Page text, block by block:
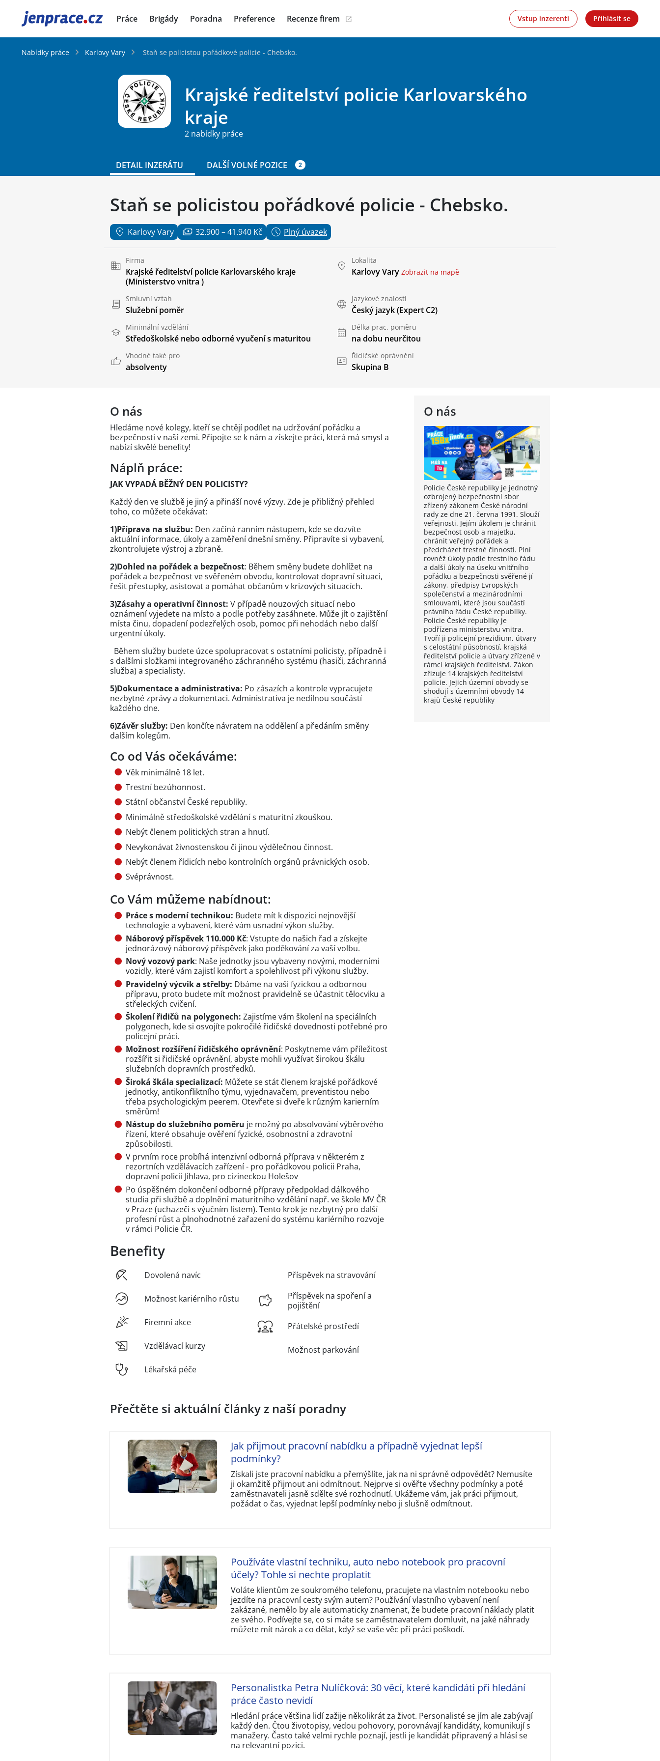
JenPráce.cz Práce Brigády Poradna Preference Recenze firem Vstup inzerenti Přihlásit se
Nabídky práce Karlovy Vary Staň se policistou pořádkové policie - Chebsko.
Krajské ředitelství policie Karlovarského
kraje
2 nabídky práce
DETAIL INZERÁTU DALŠÍ VOLNÉ POZICE 2
Staň se policistou pořádkové policie - Chebsko.
Karlovy Vary 32.900 – 41.940 Kč Plný úvazek
Firma
Krajské ředitelství policie Karlovarského kraje
(Ministerstvo vnitra )
Lokalita
Karlovy Vary Zobrazit na mapě
Smluvní vztah
Služební poměr
Jazykové znalosti
Český jazyk(Expert C2)
Minimální vzdělání
Středoškolské nebo odborné vyučení s maturitou
Délka prac. poměru
na dobu neurčitou
Vhodné také pro
absolventy
Řidičské oprávnění
Skupina B
O nás
Policie České republiky je jednotný
ozbrojený bezpečnostní sbor
zřízený zákonem České národní
rady ze dne 21. června 1991. Slouží
veřejnosti. Jejím úkolem je chránit
bezpečnost osob a majetku,
chránit veřejný pořádek a
předcházet trestné činnosti. Plní
rovněž úkoly podle trestního řádu
a další úkoly na úseku vnitřního
pořádku a bezpečnosti svěřené jí
zákony, předpisy Evropských
společenství a mezinárodními
smlouvami, které jsou součástí
právního řádu České republiky.
Policie České republiky je
podřízena ministerstvu vnitra.
Tvoří ji policejní prezidium, útvary
s celostátní působností, krajská
ředitelství policie a útvary zřízené v
rámci krajských ředitelství. Zákon
zřizuje 14 krajských ředitelství
policie. Jejich územní obvody se
shodují s územními obvody 14
krajů České republiky
O nás
Hledáme nové kolegy, kteří se chtějí podílet na udržování pořádku a
bezpečnosti v naší zemi. Připojte se k nám a získejte práci, která má smysl a
nabízí skvělé benefity!
Náplň práce:
JAK VYPADÁ BĚŽNÝ DEN POLICISTY?
Každý den ve službě je jiný a přináší nové výzvy. Zde je přibližný přehled
toho, co můžete očekávat:
1)Příprava na službu: Den začíná ranním nástupem, kde se dozvíte
aktuální informace, úkoly a zaměření dnešní směny. Připravíte si vybavení,
zkontrolujete výstroj a zbraně.
2)Dohled na pořádek a bezpečnost: Během směny budete dohlížet na
pořádek a bezpečnost ve svěřeném obvodu, kontrolovat dopravní situaci,
řešit přestupky, asistovat a pomáhat občanům v krizových situacích.
3)Zásahy a operativní činnost: V případě nouzových situací nebo
oznámení vyjedete na místo a podle potřeby zasáhnete. Může jít o zajištění
místa činu, dopadení podezřelých osob, pomoc při nehodách nebo další
urgentní úkoly.
Během služby budete úzce spolupracovat s ostatními policisty, případně i
s dalšími složkami integrovaného záchranného systému (hasiči, záchranná
služba) a specialisty.
5)Dokumentace a administrativa: Po zásazích a kontrole vypracujete
nezbytné zprávy a dokumentaci. Administrativa je nedílnou součástí
každého dne.
6)Závěr služby: Den končíte návratem na oddělení a předáním směny
dalším kolegům.
Co od Vás očekáváme:
Věk minimálně 18 let.
Trestní bezúhonnost.
Státní občanství České republiky.
Minimálně středoškolské vzdělání s maturitní zkouškou.
Nebýt členem politických stran a hnutí.
Nevykonávat živnostenskou či jinou výdělečnou činnost.
Nebýt členem řídicích nebo kontrolních orgánů právnických osob.
Svéprávnost.
Co Vám můžeme nabídnout:
Práce s moderní technikou: Budete mít k dispozici nejnovější
technologie a vybavení, které vám usnadní výkon služby.
Náborový příspěvek 110.000 Kč: Vstupte do našich řad a získejte
jednorázový náborový příspěvek jako poděkování za vaší volbu.
Nový vozový park: Naše jednotky jsou vybaveny novými, moderními
vozidly, které vám zajistí komfort a spolehlivost při výkonu služby.
Pravidelný výcvik a střelby: Dbáme na vaši fyzickou a odbornou
přípravu, proto budete mít možnost pravidelně se účastnit tělocviku a
střeleckých cvičení.
Školení řidičů na polygonech: Zajistíme vám školení na speciálních
polygonech, kde si osvojíte pokročilé řidičské dovednosti potřebné pro
policejní práci.
Možnost rozšíření řidičského oprávnění: Poskytneme vám příležitost
rozšířit si řidičské oprávnění, abyste mohli využívat širokou škálu
služebních dopravních prostředků.
Široká škála specializací: Můžete se stát členem krajské pořádkové
jednotky, antikonfliktního týmu, vyjednavačem, preventistou nebo
třeba psychologickým peerem. Otevřete si dveře k různým karierním
směrům!
Nástup do služebního poměru je možný po absolvování výběrového
řízení, které obsahuje ověření fyzické, osobnostní a zdravotní
způsobilosti.
V prvním roce probíhá intenzivní odborná příprava v některém z
rezortních vzdělávacích zařízení - pro pořádkovou policii Praha,
dopravní policii Jihlava, pro cizineckou Holešov
Po úspěšném dokončení odborné přípravy předpoklad dálkového
studia při službě a doplnění maturitního vzdělání např. ve škole MV ČR
v Praze (uchazeči s výučním listem). Tento krok je nezbytný pro další
profesní růst a plnohodnotné zařazení do systému kariérního rozvoje
v rámci Policie ČR.
Benefity
Dovolená navíc
Možnost kariérního růstu
Firemní akce
Vzdělávací kurzy
Lékařská péče
Příspěvek na stravování
Příspěvek na spoření a
pojištění
Přátelské prostředí
Možnost parkování
Přečtěte si aktuální články z naší poradny
Jak přijmout pracovní nabídku a případně vyjednat lepší
podmínky?
Získali jste pracovní nabídku a přemýšlíte, jak na ni správně odpovědět? Nemusíte
ji okamžitě přijmout ani odmítnout. Nejprve si ověřte všechny podmínky a poté
zaměstnavateli jasně sdělte své rozhodnutí. Ukážeme vám, jak práci přijmout,
požádat o čas, vyjednat lepší podmínky nebo ji slušně odmítnout.
Používáte vlastní techniku, auto nebo notebook pro pracovní
účely? Tohle si nechte proplatit
Voláte klientům ze soukromého telefonu, pracujete na vlastním notebooku nebo
jezdíte na pracovní cesty svým autem? Používání vlastního vybavení není
zakázané, nemělo by ale automaticky znamenat, že budete pracovní náklady platit
ze svého. Podívejte se, co si máte se zaměstnavatelem domluvit, na jaké náhrady
můžete mít nárok a co dělat, když se vaše věc při práci poškodí.
Personalistka Petra Nulíčková: 30 věcí, které kandidáti při hledání
práce často nevidí
Hledání práce většina lidí zažije několikrát za život. Personalisté se jím ale zabývají
každý den. Čtou životopisy, vedou pohovory, porovnávají kandidáty, komunikují s
manažery. Často také velmi rychle poznají, jestli je kandidát připravený a hlásí se
na relevantní pozici.